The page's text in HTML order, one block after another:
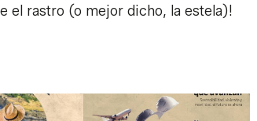
el rastro (o mejor dicho, la estela)!